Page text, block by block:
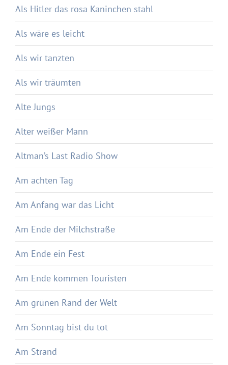
Als Hitler das rosa Kaninchen stahl
Als wäre es leicht
Als wir tanzten
Als wir träumten
Alte Jungs
Alter weißer Mann
Altman’s Last Radio Show
Am achten Tag
Am Anfang war das Licht
Am Ende der Milchstraße
Am Ende ein Fest
Am Ende kommen Touristen
Am grünen Rand der Welt
Am Sonntag bist du tot
Am Strand